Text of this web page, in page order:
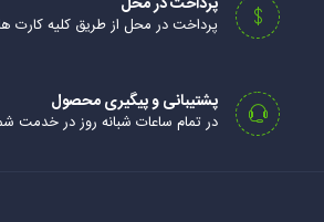
پرداخت در محل از طریق کلیه کارت
پشتیبانی و پیگیری محصول
در تمام ساعات شبانه روز در خدمت